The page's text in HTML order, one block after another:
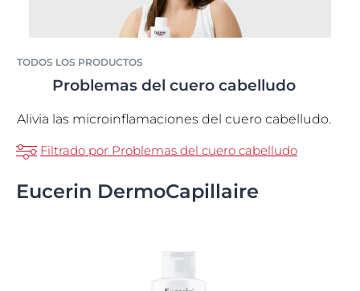
TODOS LOS PRODUCTOS
Problemas del cuero cabelludo
Alivia las microinflamaciones del cuero cabelludo.
Filtrado por Problemas del cuero cabelludo
Eucerin DermoCapillaire